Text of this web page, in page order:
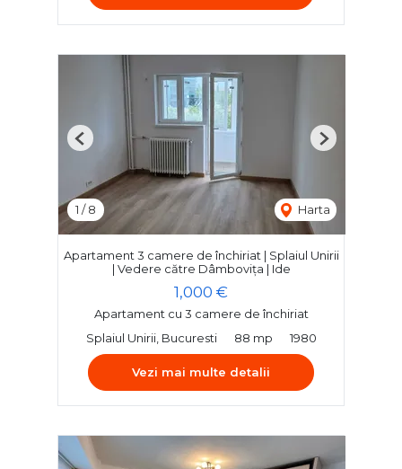
1 /8 Harta
Previous Next
Apartament 3 camere de închiriat | Splaiul Unirii
| Vedere către Dâmbovița | Ide
1,000 €
Apartament cu 3 camere de închiriat
Splaiul Unirii, Bucuresti
88 mp 1980
Vezi mai multe detalii